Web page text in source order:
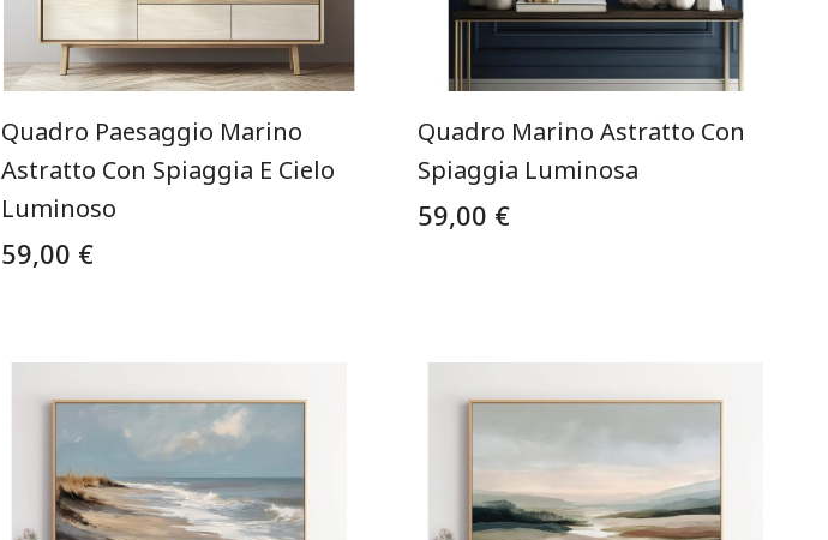
Quadro Paesaggio Marino
Astratto Con Spiaggia E Cielo
Luminoso
59,00 €
Quadro Marino Astratto Con
Spiaggia Luminosa
59,00 €